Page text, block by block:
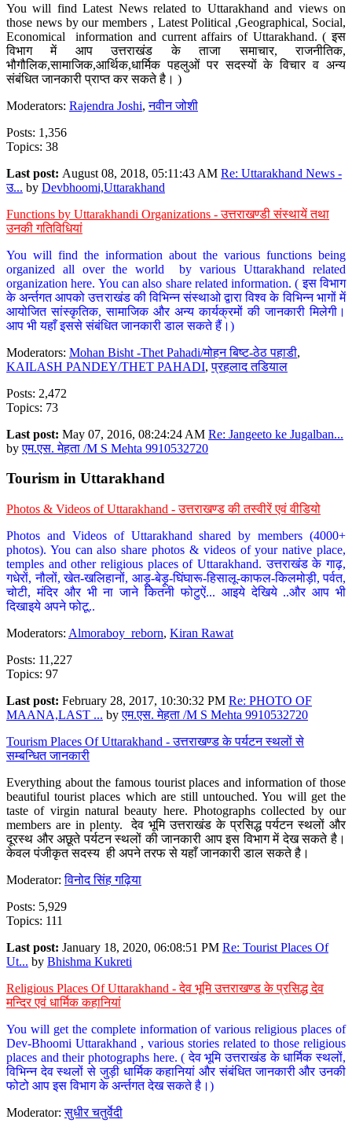
You will find Latest News related to Uttarakhand and views on
those news by our members , Latest Political ,Geographical, Social,
Economical information and current affairs of Uttarakhand. ( इस
विभाग में आप उत्तराखंड के ताजा समाचार, राजनीतिक,
भौगौलिक,सामाजिक,आर्थिक,धार्मिक पहलुओं पर सदस्यों के विचार व अन्य
संबंधित जानकारी प्राप्त कर सकते है। )
Moderators: Rajendra Joshi,नवीन जोशी
Posts: 1,356
Topics: 38
Last post: August 08, 2018, 05:11:43 AM Re: Uttarakhand News -
उ... by Devbhoomi,Uttarakhand
Functions by Uttarakhandi Organizations - उत्तराखण्डी संस्थायें तथा
उनकी गतिविधियां
You will find the information about the various functions being
organized all over the world by various Uttarakhand related
organization here. You can also share related information. ( इस विभाग
के अर्न्तगत आपको उत्तराखंड की विभिन्न संस्थाओ द्वारा विश्व के विभिन्न भागों में
आयोजित सांस्कृतिक, सामाजिक और अन्य कार्यक्रमों की जानकारी मिलेगी।
आप भी यहाँ इससे संबंधित जानकारी डाल सकते हैं।)
Moderators: Mohan Bisht -Thet Pahadi/मोहन बिष्ट-ठेठ पहाडी,
KAILASH PANDEY/THET PAHADI,प्रहलाद तडियाल
Posts: 2,472
Topics: 73
Last post: May 07, 2016, 08:24:24 AM Re: Jangeeto ke Jugalban...
byएम.एस. मेहता /M S Mehta 9910532720
Tourism in Uttarakhand
Photos & Videos of Uttarakhand - उत्तराखण्ड की तस्वीरें एवं वीडियो
Photos and Videos of Uttarakhand shared by members (4000+
photos). You can also share photos & videos of your native place,
temples and other religious places of Uttarakhand. उत्तराखंड के गाढ़,
गधेरों, नौलों, खेत-खलिहानों, आड़ू-बेड़ू-घिंघारू-हिसालू-काफल-किलमोड़ी, पर्वत,
चोटी, मंदिर और भी ना जाने कितनी फोटुऐं... आइये देखिये ..और आप भी
दिखाइये अपने फोटू..
Moderators: Almoraboy_reborn, Kiran Rawat
Posts: 11,227
Topics: 97
Last post: February 28, 2017, 10:30:32 PM Re: PHOTO OF
MAANA,LAST ... byएम.एस. मेहता /M S Mehta 9910532720
Tourism Places Of Uttarakhand - उत्तराखण्ड के पर्यटन स्थलों से
सम्बन्धित जानकारी
Everything about the famous tourist places and information of those
beautiful tourist places which are still untouched. You will get the
taste of virgin natural beauty here. Photographs collected by our
members are in plenty. देव भूमि उत्तराखंड के प्रसिद्ध पर्यटन स्थलों और
दूरस्थ और अछूते पर्यटन स्थलों की जानकारी आप इस विभाग में देख सकते है।
केवल पंजीकृत सदस्य ही अपने तरफ से यहाँ जानकारी डाल सकते है।
Moderator:विनोद सिंह गढ़िया
Posts: 5,929
Topics: 111
Last post: January 18, 2020, 06:08:51 PM Re: Tourist Places Of
Ut... by Bhishma Kukreti
Religious Places Of Uttarakhand - देव भूमि उत्तराखण्ड के प्रसिद्ध देव
मन्दिर एवं धार्मिक कहानियां
You will get the complete information of various religious places of
Dev-Bhoomi Uttarakhand , various stories related to those religious
places and their photographs here. ( देव भूमि उत्तराखंड के धार्मिक स्थलों,
विभिन्न देव स्थलों से जुड़ी धार्मिक कहानियां और संबंधित जानकारी और उनकी
फोटो आप इस विभाग के अर्न्तगत देख सकते है।)
Moderator:सुधीर चतुर्वेदी